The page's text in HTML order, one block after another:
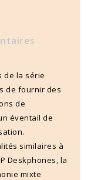
de la série
de fournir des
de
éventail de
similaires à
Deskphones, la
mixte